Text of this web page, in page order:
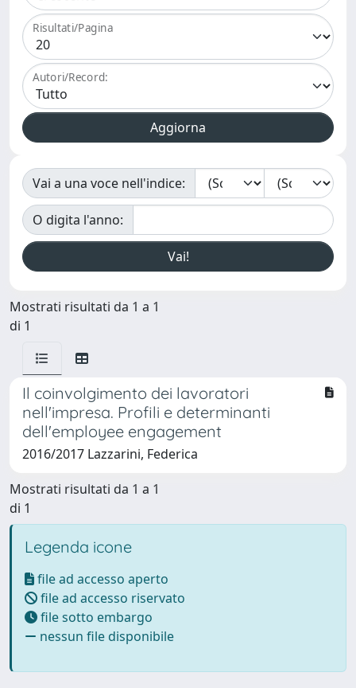
Risultati/Pagina
Autori/Record:
Vai a una voce nell'indice:
O digita l'anno:
Mostrati risultati da 1 a 1
di 1
Il coinvolgimento dei lavoratori
nell'impresa. Profili e determinanti
dell'employee engagement
2016/2017 Lazzarini, Federica
Mostrati risultati da 1 a 1
di 1
Legenda icone
file ad accesso aperto
file ad accesso riservato
file sotto embargo
nessun file disponibile